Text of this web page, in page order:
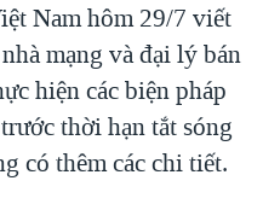
Nam hôm 29/7 viết
mạng và đại lý bán
hiện các biện pháp
thời hạn tắt sóng
có thêm các chi tiết.